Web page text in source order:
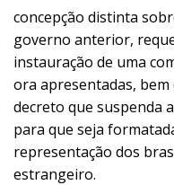
concepção distinta
governo anterior,
instauração de uma
ora apresentadas, bem
decreto que suspenda
para que seja
representação dos
estrangeiro.